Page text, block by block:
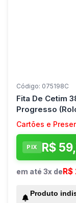
Código: 075198C
Fita De Cetim
Progresso
Cartões e
PIX R$
em até 3x de
Produto